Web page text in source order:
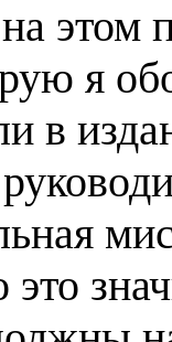
этом
я
в